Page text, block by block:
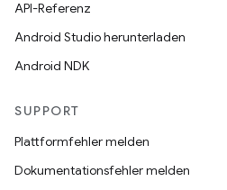
API-Referenz
Android Studio herunterladen
Android NDK
SUPPORT
Plattformfehler melden
Dokumentationsfehler melden